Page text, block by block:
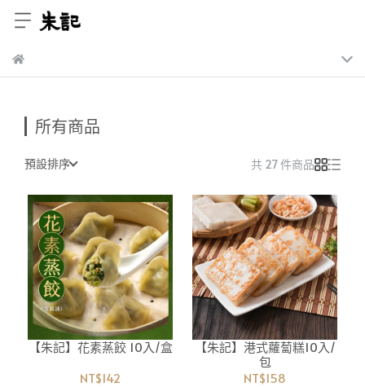
所有商品
預設排序 共 27 件商品
【朱記】花素蒸餃 10入/盒
NT$142
【朱記】港式蘿蔔糕10入/
包
NT$158